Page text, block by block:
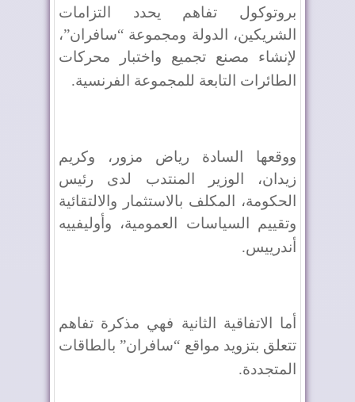
بروتوكول تفاهم يحدد التزامات
الشريكين، الدولة ومجموعة “سافران”،
لإنشاء مصنع تجميع واختبار محركات
الطائرات التابعة للمجموعة الفرنسية.
ووقعها السادة رياض مزور، وكريم
زيدان، الوزير المنتدب لدى رئيس
الحكومة، المكلف بالاستثمار والالتقائية
وتقييم السياسات العمومية، وأوليفييه
أندرييس.
أما الاتفاقية الثانية فهي مذكرة تفاهم
تتعلق بتزويد مواقع “سافران” بالطاقات
المتجددة.